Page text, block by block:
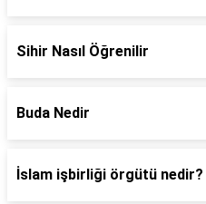
Sihir Nasıl Öğrenilir
Buda Nedir
İslam işbirliği örgütü nedir?